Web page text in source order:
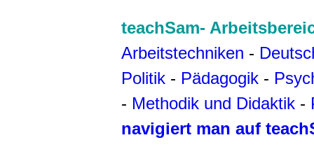
teachSam-
Arbeitstechniken -
Politik - Pädagogik -
- Methodik und Didaktik -
navigiert man auf